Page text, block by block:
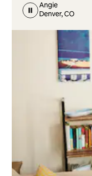
Angie
Denver, CO